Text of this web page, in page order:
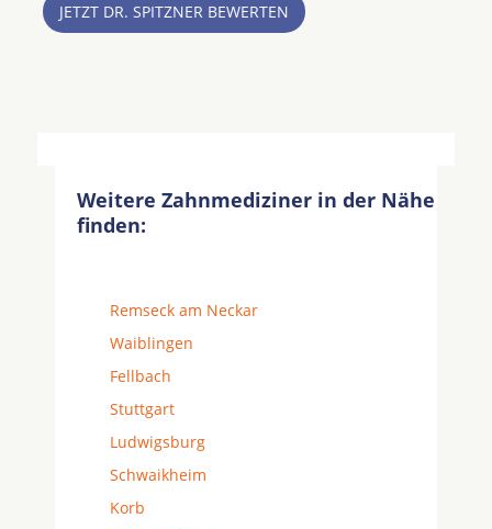
JETZT DR. SPITZNER BEWERTEN
Weitere Zahnmediziner in der Nähe
finden:
Remseck am Neckar
Waiblingen
Fellbach
Stuttgart
Ludwigsburg
Schwaikheim
Korb